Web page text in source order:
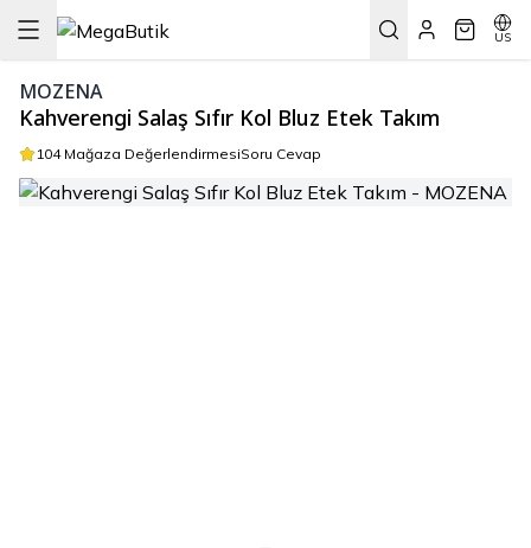
US
MOZENA
Kahverengi Salaş Sıfır Kol Bluz Etek Takım
104 Mağaza DeğerlendirmesiSoru Cevap